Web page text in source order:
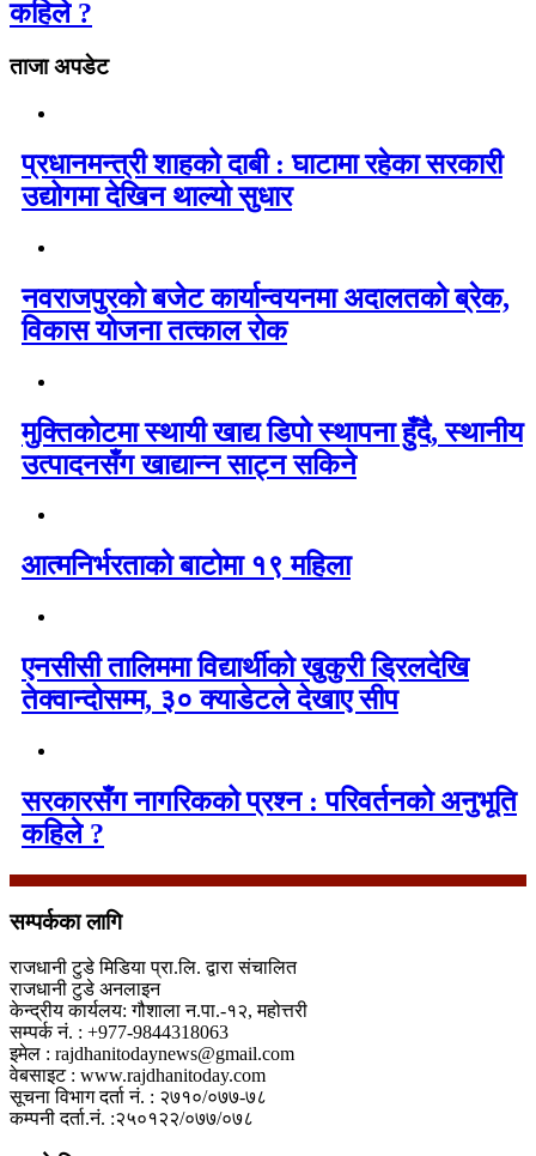
कहिले ?
ताजा अपडेट
प्रधानमन्त्री शाहको दाबी : घाटामा रहेका सरकारी
उद्योगमा देखिन थाल्यो सुधार
नवराजपुरको बजेट कार्यान्वयनमा अदालतको ब्रेक,
विकास योजना तत्काल रोक
मुक्तिकोटमा स्थायी खाद्य डिपो स्थापना हुँदै, स्थानीय
उत्पादनसँग खाद्यान्न साट्न सकिने
आत्मनिर्भरताको बाटोमा १९ महिला
एनसीसी तालिममा विद्यार्थीको खुकुरी ड्रिलदेखि
तेक्वान्दोसम्म, ३० क्याडेटले देखाए सीप
सरकारसँग नागरिकको प्रश्न : परिवर्तनको अनुभूति
कहिले ?
सम्पर्कका लागि
राजधानी टुडे मिडिया प्रा.लि. द्वारा संचालित
राजधानी टुडे अनलाइन
केन्द्रीय कार्यलय: गौशाला न.पा.-१२, महोत्तरी
सम्पर्क नं. : +977-9844318063
इमेल : rajdhanitodaynews@gmail.com
वेबसाइट : www.rajdhanitoday.com
सूचना विभाग दर्ता नं. : २७१०/०७७-७८
कम्पनी दर्ता.नं. :२५०१२२/०७७/०७८